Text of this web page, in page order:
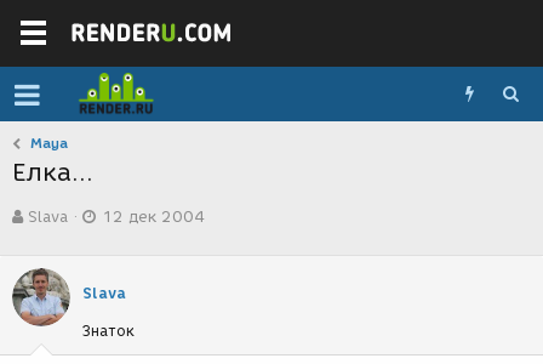
Maya
Елка...
в
о
р
т
е
м
Slava
а
с
з
д
12 дек 2004
Slava
Знаток